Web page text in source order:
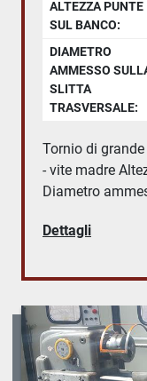
ALTEZZA PUNTE
SUL BANCO:
DIAMETRO
AMMESSO
SLITTA
TRASVERSALE:
Tornio di grande
- vite madre
Diametro
Dettagli